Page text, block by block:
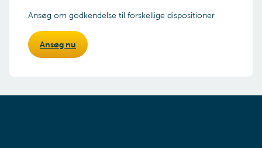
medmindre én forælder betaler børnebidrag.
heraf pr. måned og ingen årsopgørelse for
den bidragspligtige forælder
OBS
Ansøg om godkendelse til forskellige dispositioner
Ansøg nu